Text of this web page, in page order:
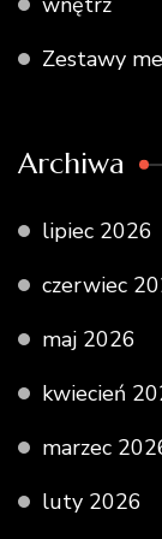
Zestawy
Archiwa
lipiec 2026
czerwiec
maj 2026
kwiecień
marzec
luty 2026